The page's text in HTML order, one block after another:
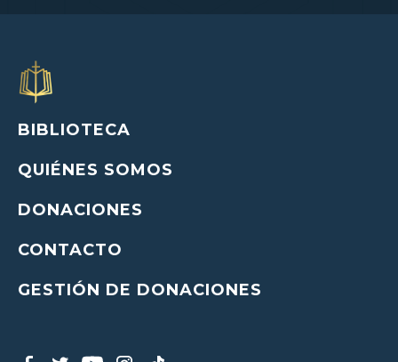
BIBLIOTECA
QUIÉNES SOMOS
DONACIONES
CONTACTO
GESTIÓN DE DONACIONES